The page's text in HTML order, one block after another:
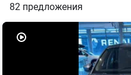
82 предложения